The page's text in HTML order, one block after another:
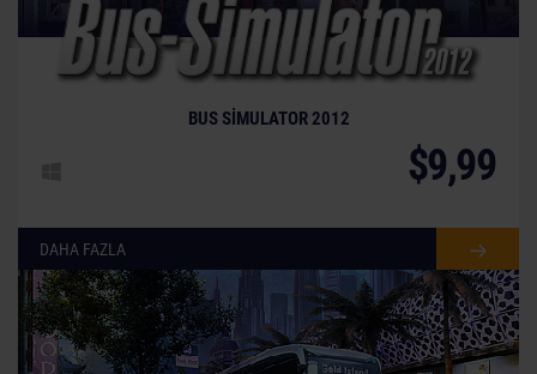
BUS SIMULATOR 2012
$9,99
DAHA FAZLA